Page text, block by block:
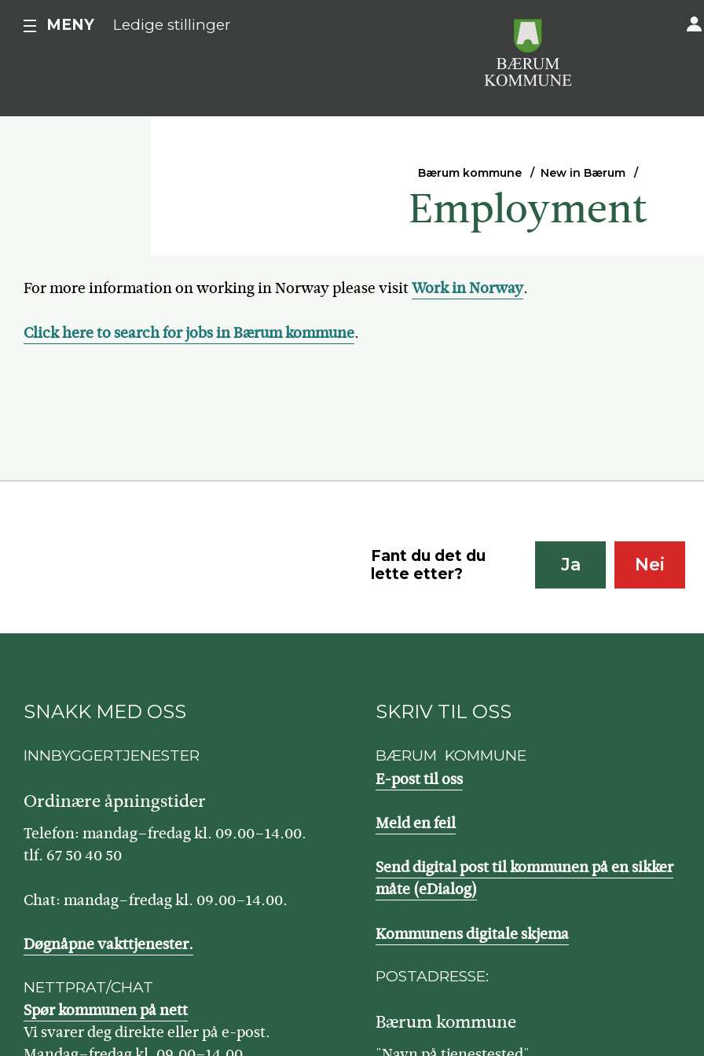
MENY Ledige stillinger
Bærum kommune New in Bærum
Employment
For more information on working in Norway please visitWork in Norway.
Click here to search for jobs in Bærum kommune.
Fant du det du
lette etter?
Ja Nei
SNAKK MED OSS
INNBYGGERTJENESTER
Ordinære åpningstider
Telefon: mandag–fredag kl. 09.00–14.00.
tlf. 67 50 40 50
Chat: mandag–fredag kl. 09.00–14.00.
Døgnåpne vakttjenester.
NETTPRAT/CHAT
Spør kommunen på nett
Vi svarer deg direkte eller på e-post.
SKRIV TIL OSS
BÆRUM KOMMUNE
E-post til oss
Meld en feil
Send digital post til kommunen på en sikker
måte (eDialog)
Kommunens digitale skjema
POSTADRESSE:
Bærum kommune